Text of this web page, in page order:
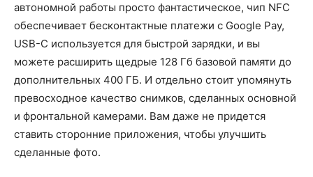
автономной работы просто фантастическое, чип NFC
обеспечивает бесконтактные платежи с Google Pay,
USB-C используется для быстрой зарядки, и вы
можете расширить щедрые 128 Гб базовой памяти до
дополнительных 400 ГБ. И отдельно стоит упомянуть
превосходное качество снимков, сделанных основной
и фронтальной камерами. Вам даже не придется
ставить сторонние приложения, чтобы улучшить
сделанные фото.